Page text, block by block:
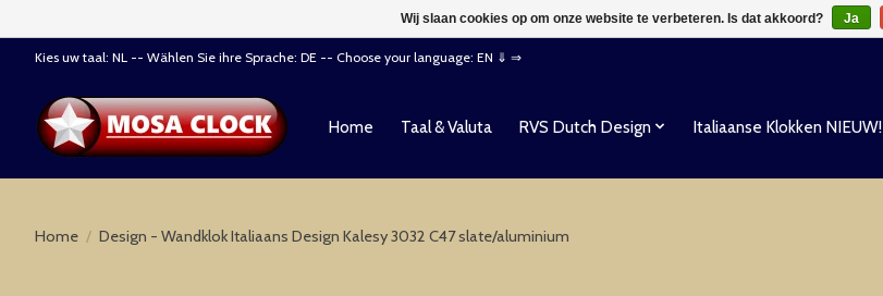
Kies uw taal: NL -- Wählen Sie ihre Sprache: DE -- Choose your language: EN ⇓ ⇒
Home Taal & Valuta RVS Dutch Design Italiaanse Klokken NIEUW!
Home / Design - Wandklok Italiaans Design Kalesy 3032 C47 slate/aluminium
Wij slaan cookies op om onze website te verbeteren. Is dat akkoord? Ja